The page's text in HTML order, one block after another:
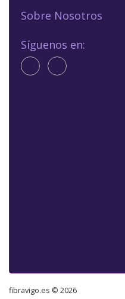
Sobre Nosotros
Síguenos en:
fibravigo.es © 2026